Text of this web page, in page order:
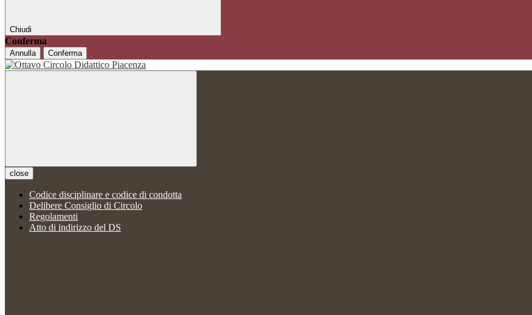
Chiudi
Conferma
Annulla Conferma
close
Codice disciplinare e codice di condotta
Delibere Consiglio di Circolo
Regolamenti
Atto di indirizzo del DS